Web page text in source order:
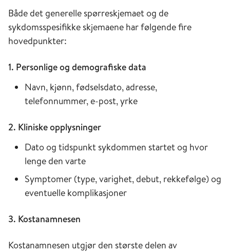
Både det generelle spørreskjemaet og de
sykdomsspesifikke skjemaene har følgende fire
hovedpunkter:
1. Personlige og demografiske data
Navn, kjønn, fødselsdato, adresse,
telefonnummer, e-post, yrke
2. Kliniske opplysninger
Dato og tidspunkt sykdommen startet og hvor
lenge den varte
Symptomer (type, varighet, debut, rekkefølge) og
eventuelle komplikasjoner
3. Kostanamnesen
Kostanamnesen utgjør den største delen av